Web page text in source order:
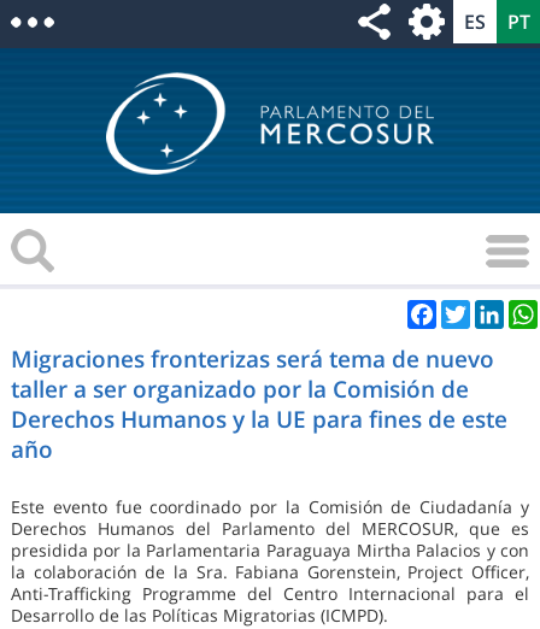
Facebook
Twitter
Migraciones fronterizas será tema de nuevo
taller a ser organizado por la Comisión de
Derechos Humanos y la UE para fines de este
año
Este evento fue coordinado por la Comisión de Ciudadanía y
Derechos Humanos del Parlamento del MERCOSUR, que es
presidida por la Parlamentaria Paraguaya Mirtha Palacios y con
la colaboración de la Sra. Fabiana Gorenstein, Project Officer,
Anti-Trafficking Programme del Centro Internacional para el
Desarrollo de las Políticas Migratorias (ICMPD).